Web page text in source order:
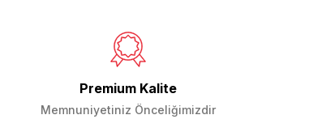
Premium Kalite
Memnuniyetiniz Önceliğimizdir